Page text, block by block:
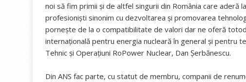
noi să fim primii și de altfel singurii din România care aderă
profesioniști sinonim cu dezvoltarea și promovarea
pornește de la o compatibilitate de valori dar ne oferă
internațională pentru energia nucleară în general și pentru
Tehnic și Operațiuni RoPower Nuclear, Dan Șerbănescu.
Din ANS fac parte, cu statut de membru, companii de